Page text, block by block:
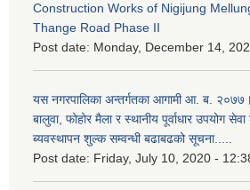
Construction Works of Nigijung
Thange Road Phase II
Post date: Monday, December 14,
यस नगरपालिका अन्तर्गतका आगामी आ. ब.
बालुवा, फोहोर मैला र स्थानीय पूर्वाधार उपयोग
ब्यवस्थापन शुल्क सम्वन्धी बढाबढको सूचना.....
Post date: Friday, July 10, 2020 -